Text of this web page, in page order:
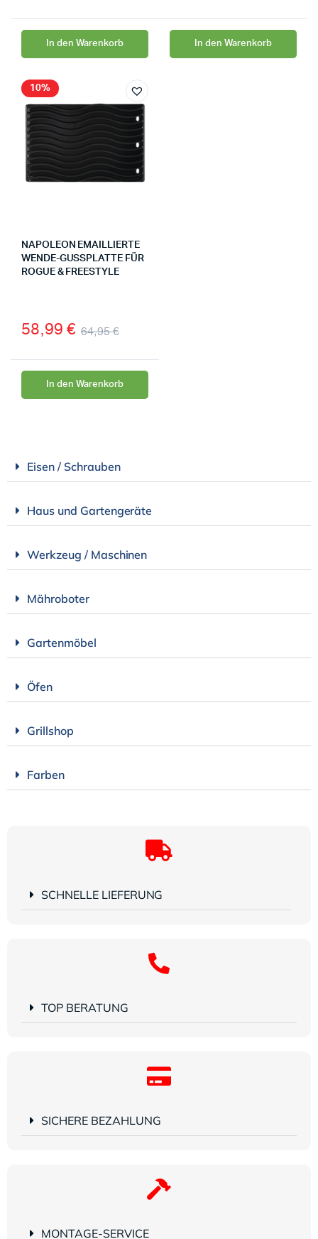
In den Warenkorb In den Warenkorb
10%
NAPOLEON EMAILLIERTE
WENDE-GUSSPLATTE FÜR
ROGUE & FREESTYLE
64,95€
58,99 €
In den Warenkorb
Eisen / Schrauben
Haus und Gartengeräte
Werkzeug / Maschinen
Mähroboter
Gartenmöbel
Öfen
Grillshop
Farben
SCHNELLE LIEFERUNG
TOP BERATUNG
SICHERE BEZAHLUNG
MONTAGE-SERVICE